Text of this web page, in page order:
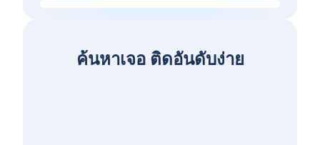
ค้นหาเจอ ติดอันดับง่าย